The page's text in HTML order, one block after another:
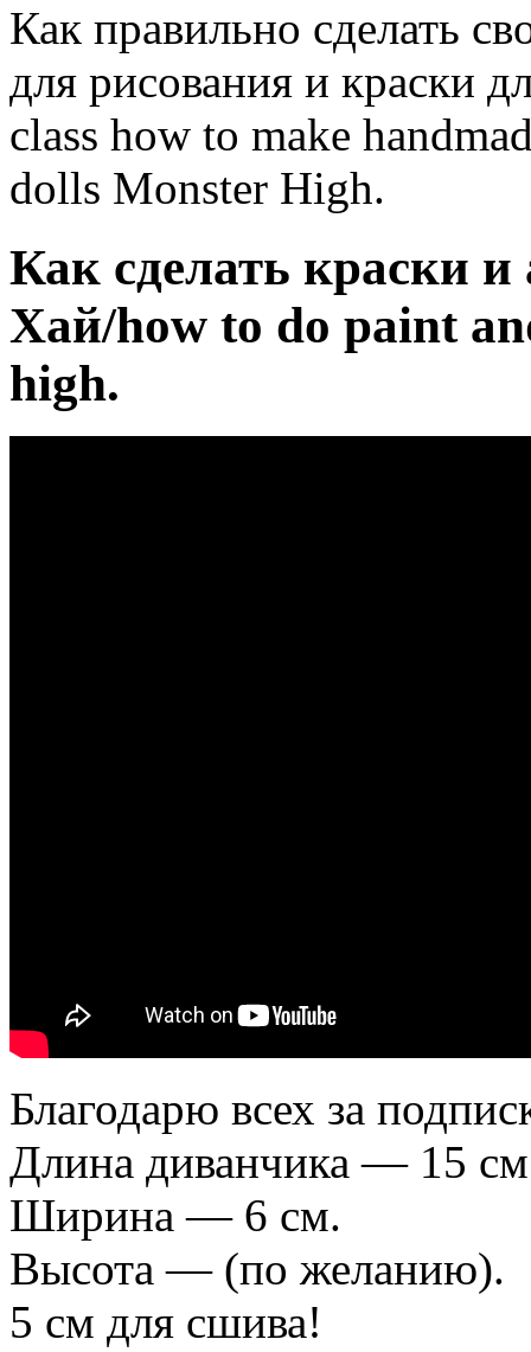
Как правильно сделать
для рисования и краски
class how to make
dolls Monster High.
Как сделать краски
Хай/how to do paint
high.
Благодарю всех за
Длина диванчика — 15
Ширина — 6 см.
Высота — (по желанию).
5 см для сшива!